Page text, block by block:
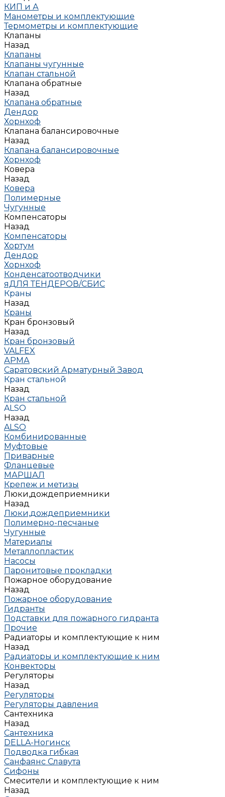
КИП и А
Манометры и комплектующие
Термометры и комплектующие
Клапаны
Назад
Клапаны
Клапаны чугунные
Клапан стальной
Клапана обратные
Назад
Клапана обратные
Дендор
Хорнхоф
Клапана балансировочные
Назад
Клапана балансировочные
Хорнхоф
Ковера
Назад
Ковера
Полимерные
Чугунные
Компенсаторы
Назад
Компенсаторы
Хортум
Дендор
Хорнхоф
Конденсатоотводчики
яДЛЯ ТЕНДЕРОВ/СБИС
Краны
Назад
Краны
Кран бронзовый
Назад
Кран бронзовый
VALFEX
АРМА
Саратовский Арматурный Завод
Кран стальной
Назад
Кран стальной
ALSO
Назад
ALSO
Комбинированные
Муфтовые
Приварные
Фланцевые
МАРШАЛ
Крепеж и метизы
Люки,дождеприемники
Назад
Люки,дождеприемники
Полимерно-песчаные
Чугунные
Материалы
Металлопластик
Насосы
Паронитовые прокладки
Пожарное оборудование
Назад
Пожарное оборудование
Гидранты
Подставки для пожарного гидранта
Прочие
Радиаторы и комплектующие к ним
Назад
Радиаторы и комплектующие к ним
Конвекторы
Регуляторы
Назад
Регуляторы
Регуляторы давления
Сантехника
Назад
Сантехника
DELLA-Ногинск
Подводка гибкая
Санфаянс Славута
Сифоны
Смесители и комплектующие к ним
Назад